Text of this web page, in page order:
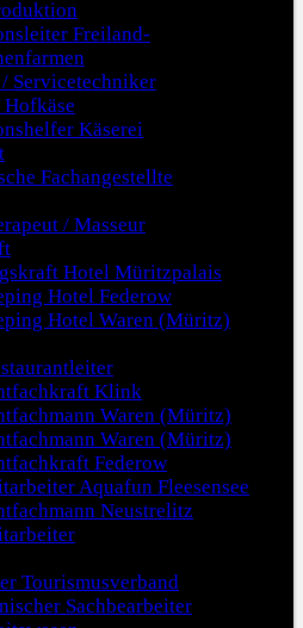
Freiland-
Servicetechniker
Käserei
Fachangestellte
/ Masseur
Hotel Müritzpalais
Hotel Federow
Hotel Waren (Müritz)
Klink
Waren (Müritz)
Waren (Müritz)
Federow
Aquafun Fleesensee
Neustrelitz
Tourismusverband
Sachbearbeiter